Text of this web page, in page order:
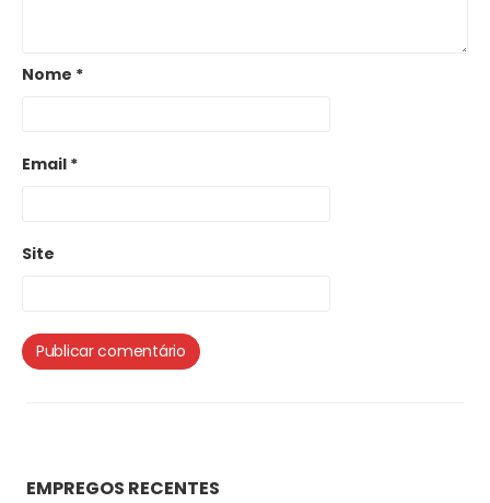
Nome *
Email *
Site
EMPREGOS RECENTES